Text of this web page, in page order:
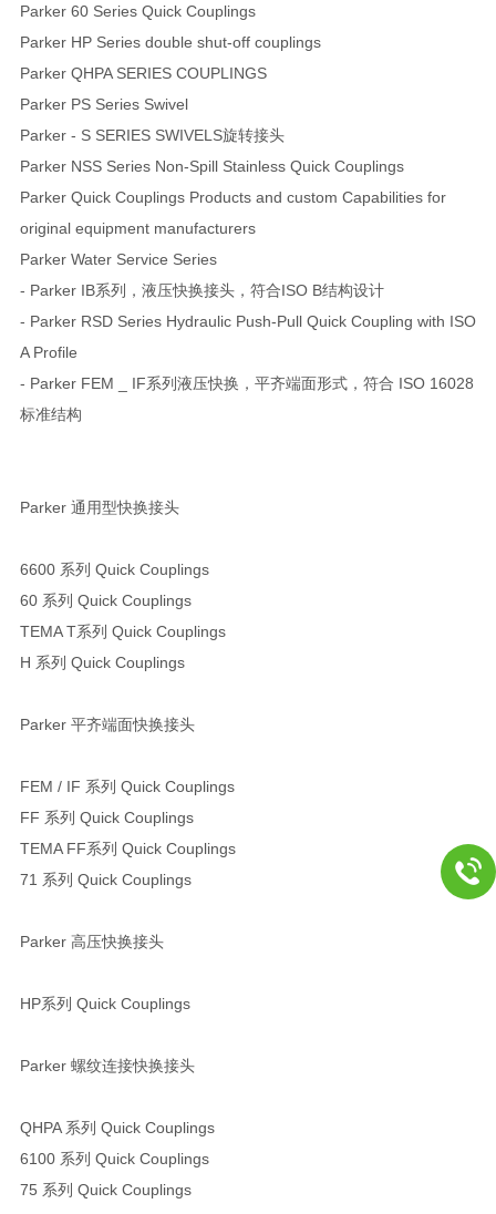
Parker 60 Series Quick Couplings
Parker HP Series double shut-off couplings
Parker QHPA SERIES COUPLINGS
Parker PS Series Swivel
Parker - S SERIES SWIVELS旋转接头
Parker NSS Series Non-Spill Stainless Quick Couplings
Parker Quick Couplings Products and custom Capabilities for
original equipment manufacturers
Parker Water Service Series
- Parker IB系列，液压快换接头，符合ISO B结构设计
- Parker RSD Series Hydraulic Push-Pull Quick Coupling with ISO
A Profile
- Parker FEM _ IF系列液压快换，平齐端面形式，符合 ISO 16028
标准结构
Parker 通用型快换接头
6600 系列 Quick Couplings
60 系列 Quick Couplings
TEMA T系列 Quick Couplings
H 系列 Quick Couplings
Parker 平齐端面快换接头
FEM / IF 系列 Quick Couplings
FF 系列 Quick Couplings
TEMA FF系列 Quick Couplings
71 系列 Quick Couplings
Parker 高压快换接头
HP系列 Quick Couplings
Parker 螺纹连接快换接头
QHPA 系列 Quick Couplings
6100 系列 Quick Couplings
75 系列 Quick Couplings